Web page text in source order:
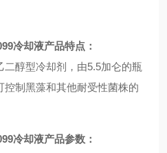
冷却液产品特点：
二醇型冷却剂，由5.5加仑的瓶
控制黑藻和其他耐受性菌株的
冷却液产品参数：